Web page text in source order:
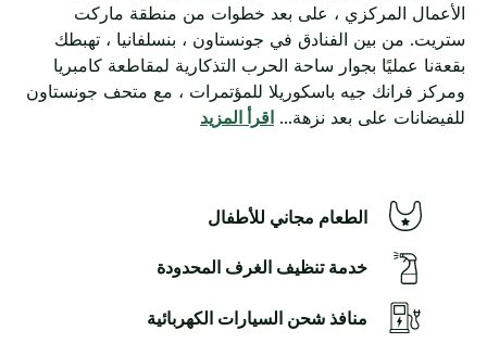
الأعمال المركزي ، على بعد خطوات من منطقة ماركت
ستريت. من بين الفنادق في جونستاون ، بنسلفانيا ، تهبطك
بقعةنا عمليًا بجوار ساحة الحرب التذكارية لمقاطعة كامبريا
ومركز فرانك جيه باسكوريلا للمؤتمرات ، مع متحف جونستاون
للفيضانات على بعد نزهة... اقرأ المزيد
الطعام مجاني للأطفال
‫‫خدمة تنظيف الغرف‬‬ المحدودة
منافذ شحن السيارات الكهربائية